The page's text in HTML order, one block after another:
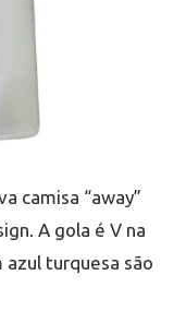
camisa “away”
A gola é V na
turquesa são